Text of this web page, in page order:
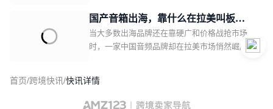
国产音箱出海，靠什么在拉美叫板
JBL？一场由数百位本土红人完成的信
任众筹
当大多数出海品牌还在靠硬广和价格战抢市场
时，一家中国音频品牌却在拉美市场悄然崛起。
首页/跨境快讯/快讯详情